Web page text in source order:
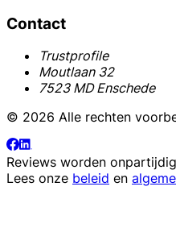
Contact
Trustprofile
Moutlaan 32
7523 MD Enschede
© 2026 Alle rechten
Reviews worden
Lees onze beleid en